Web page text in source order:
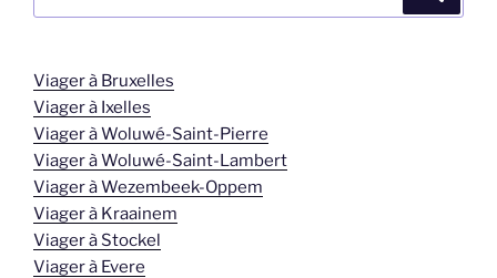
Viager à Bruxelles
Viager à Ixelles
Viager à Woluwé-Saint-Pierre
Viager à Woluwé-Saint-Lambert
Viager à Wezembeek-Oppem
Viager à Kraainem
Viager à Stockel
Viager à Evere